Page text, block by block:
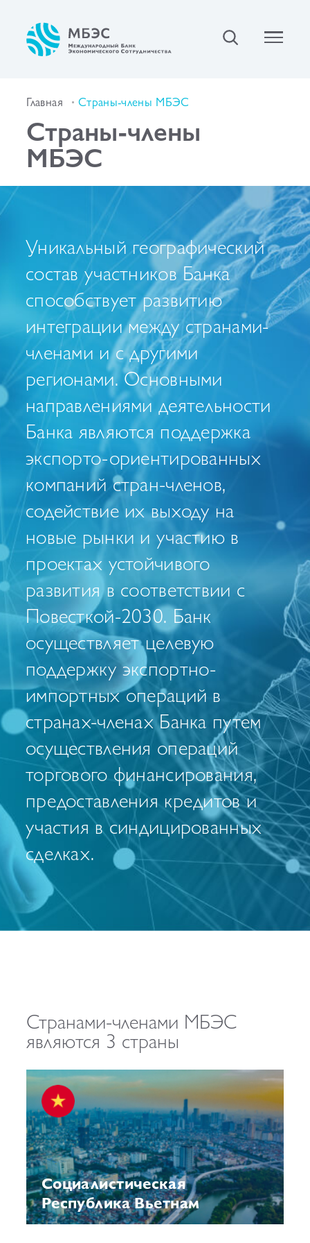
Главная Страны-члены МБЭС
Страны-члены
МБЭС
Уникальный географический
состав участников Банка
способствует развитию
интеграции между странами-
членами и c другими
регионами. Основными
направлениями деятельности
Банка являются поддержка
экспорто-ориентированных
компаний стран-членов,
содействие их выходу на
новые рынки и участию в
проектах устойчивого
развития в соответствии с
Повесткой-2030. Банк
осуществляет целевую
поддержку экспортно-
импортных операций в
странах-членах Банка путем
осуществления операций
торгового финансирования,
предоставления кредитов и
участия в синдицированных
сделках.
Странами-членами МБЭС
являются 3 страны
Социалистическая
Республика Вьетнам